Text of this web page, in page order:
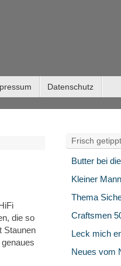
Datenschutz
die so
Staunen
Frisch
Butter bei
Kleiner
Thema
Craftsmen
Leck mich
Neues vom